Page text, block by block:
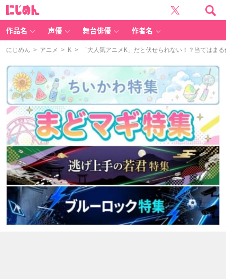
作品名 声優 舞台俳優 作者名
にじめん > アニメ > K > 「大人気アニメK」だと伏せられない！？当てはま